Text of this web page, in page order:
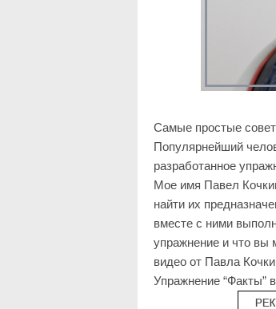
Самые простые
Популярнейший
разработанное
Мое имя Павел
найти их
вместе с ними
упражнение и что вы
видео от Павла
Упражнение “Факты”